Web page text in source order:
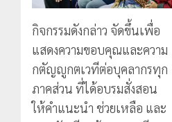
กิจกรรมดังกล่าว จัดขึ้นเพื่อ
แสดงความขอบคุณและความ
กตัญญูกตเวทีต่อบุคลากรทุก
ภาคส่วน ที่ได้อบรมสั่งสอน
ให้คำแนะนำ ช่วยเหลือ และ